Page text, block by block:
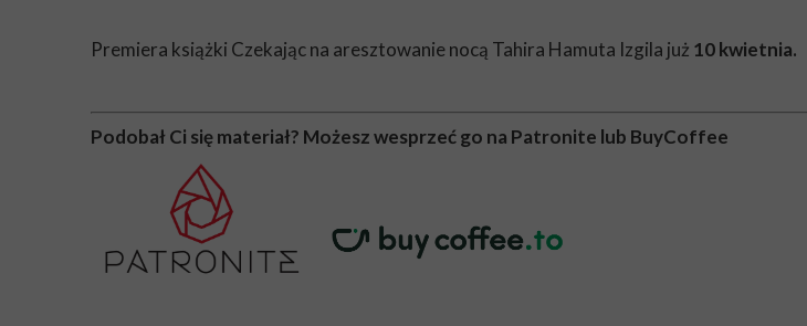
Premiera książki Czekając na aresztowanie nocą Tahira Hamuta Izgila już 10 kwietnia.
Podobał Ci się materiał? Możesz wesprzeć go na Patronite lub BuyCoffee